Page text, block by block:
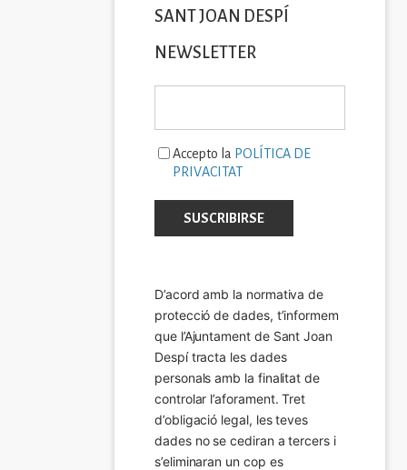
SANT JOAN DESPÍ
NEWSLETTER
Accepto la POLÍTICA DE
PRIVACITAT
D’acord amb la normativa de
protecció de dades, t’informem
que l’Ajuntament de Sant Joan
Despí tracta les dades
personals amb la finalitat de
controlar l’aforament. Tret
d’obligació legal, les teves
dades no se cediran a tercers i
s’eliminaran un cop es